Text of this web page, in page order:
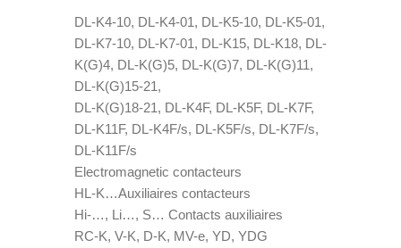
DL-K4-10, DL-K4-01, DL-K5-10, DL-K5-01,
DL-K7-10, DL-K7-01, DL-K15, DL-K18, DL-
K(G)4, DL-K(G)5, DL-K(G)7, DL-K(G)11,
DL-K(G)15-21,
DL-K(G)18-21, DL-K4F, DL-K5F, DL-K7F,
DL-K11F, DL-K4F/s, DL-K5F/s, DL-K7F/s,
DL-K11F/s
Electromagnetic contacteurs
HL-K…Auxiliaires contacteurs
Hi-…, Li…, S… Contacts auxiliaires
RC-K, V-K, D-K, MV-e, YD, YDG